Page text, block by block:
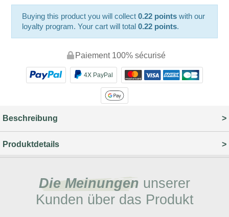
Buying this product you will collect0.22 points with our
loyalty program. Your cart will total0.22 points.
Paiement 100% sécurisé
4X PayPal
Beschreibung
Produktdetails
Die Meinungen unserer
Kunden über das Produkt